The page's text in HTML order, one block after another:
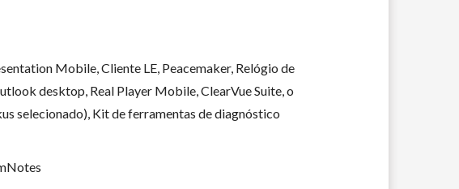
Mobile, Cliente LE, Peacemaker, Relógio de
desktop, Real Player Mobile, ClearVue Suite, o
selecionado), Kit de ferramentas de diagnóstico